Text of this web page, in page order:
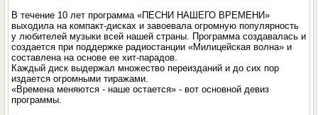
В течение 10 лет программа «ПЕСНИ НАШЕГО ВРЕМЕНИ»
выходила на компакт-дисках и завоевала огромную популярность
у любителей музыки всей нашей страны. Программа создавалась и
создается при поддержке радиостанции «Милицейская волна» и
составлена на основе ее хит-парадов.
Каждый диск выдержал множество переизданий и до сих пор
издается огромными тиражами.
«Времена меняются - наше остается» - вот основной девиз
программы.